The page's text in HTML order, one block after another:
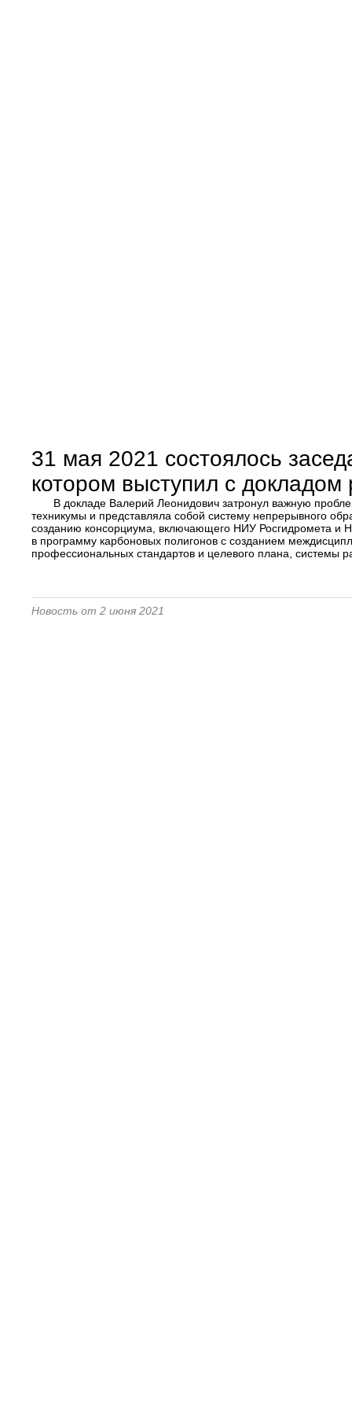
31 мая 2021 состоялось
котором выступил с
В докладе Валерий Леонидович затронул важную
техникумы и представляла собой систему непрерывного
созданию консорциума, включающего НИУ Росгидромета и
в программу карбоновых полигонов с созданием
профессиональных стандартов и целевого плана, системы
Новость от 2 июня 2021